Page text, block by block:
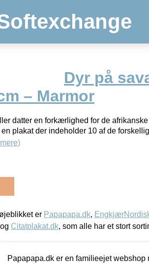
Dyr på
– Marmor
datter en forkærlighed for de
en plakat der indeholder 10 af de
er Papapapa.dk,
og Citatplakat.dk, som alle har et stort
Papapapa.dk er en familieejet webshop